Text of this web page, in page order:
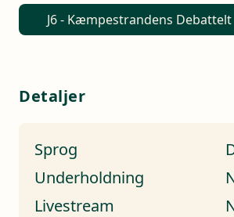
J6 - Kæmpestrandens Debattelt
Detaljer
Sprog
Underholdning
Livestream